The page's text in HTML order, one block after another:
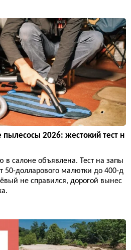
2026: жестокий тест н
в салоне объявлена. Тест на запы
50-долларового малютки до 400-д
не справился, дорогой вынес